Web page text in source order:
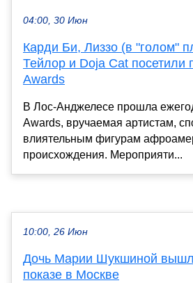
04:00, 30 Июн
Карди Би, Лиззо (в "голом"
Тейлор и Doja Cat посетили
Awards
В Лос-Анджелесе прошла
Awards, вручаемая артистам,
влиятельным фигурам
происхождения. Мероприяти...
10:00, 26 Июн
Дочь Марии Шукшиной
показе в Москве